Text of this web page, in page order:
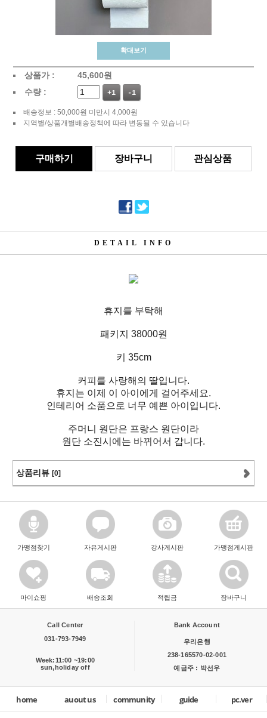
확대보기
상품가 : 45,600원
수량 :
+1 -1
배송정보 : 50,000원 미만시 4,000원
지역별/상품개별배송정책에 따라 변동될 수 있습니다
구매하기 장바구니 관심상품
DETAIL INFO
휴지를 부탁해
패키지 38000원
키 35cm
커피를 사랑해의 딸입니다.
휴지는 이제 이 아이에게 걸어주세요.
인테리어 소품으로 너무 예쁜 아이입니다.
주머니 원단은 프랑스 원단이라
원단 소진시에는 바뀌어서 갑니다.
상품리뷰 [0]
가맹점찾기 자유게시판 강사게시판 가맹점게시판
마이쇼핑 배송조회 적립금 장바구니
Call Center
031-793-7949
Week:11:00 ~19:00
sun,holiday off
Bank Account
우리은행
238-165570-02-001
예금주 : 박선우
home auout us community guide pc.ver